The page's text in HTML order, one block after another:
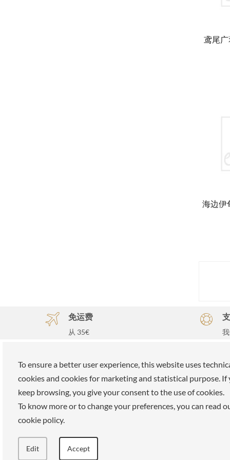
鸢尾广
海边伊
免运费
从 35€
ELLE SPA
所有品牌
预约
保真卡
关于我
我们的使
加入我们
To ensure a better user experience, this website uses
cookies and cookies for marketing and statistical purpose. If
keep browsing, you give your consent to the use of cookies.
To know more or to change your preferences, you can read
cookie policy.
Edit Accept